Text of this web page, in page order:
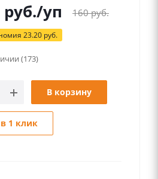
руб./уп 160руб.
23.20 руб.
(173)
В корзину
1 клик